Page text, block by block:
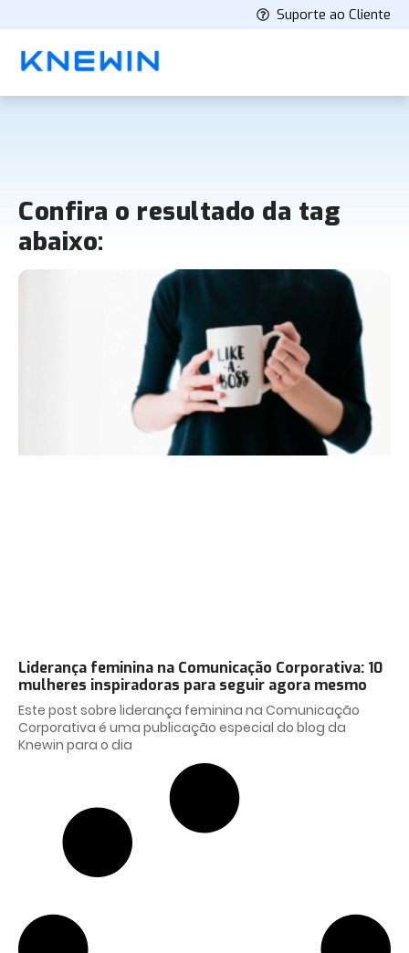
Suporte ao Cliente
Confira o resultado da tag
abaixo:
Liderança feminina na Comunicação Corporativa: 10
mulheres inspiradoras para seguir agora mesmo
Este post sobre liderança feminina na Comunicação
Corporativa é uma publicação especial do blog da
Knewin para o dia